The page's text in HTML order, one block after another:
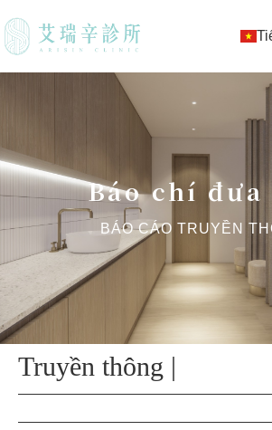
Báo chí
BÁO CÁO TRUYỀN
Truyền thông |